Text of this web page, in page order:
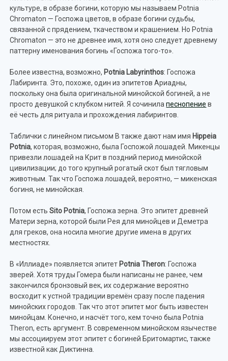
культуре, в образе богини, которую мы называем Potnia
Chromaton — Госпожа цветов, в образе богини судьбы,
связанной с прядением, ткачеством и крашением. Но Potnia
Chromaton — это не древнее имя, хотя оно следует древнему
паттерну именования богинь «Госпожа того-то».
Более известна, возможно, Potnia Labyrinthos: Госпожа
Лабиринта. Это, похоже, один из эпитетов Ариадны,
поскольку она была оригинальной минойской богиней, а не
просто девушкой с клубком нитей. Я сочинилапеснопение в
её честь для ритуала и прохождения лабиринтов.
Таблички с линейном письмом B также дают нам имя Hippeia
Potnia, которая, возможно, была Госпожой лошадей. Микенцы
привезли лошадей на Крит в поздний период минойской
цивилизации; до того крупный рогатый скот был тягловым
животным. Так что Госпожа лошадей, вероятно, — микенская
богиня, не минойская.
Потом естьSito Potnia, Госпожа зерна. Это эпитет древней
Матери зерна, которой были Рея для минойцев и Деметра
для греков, она носила многие другие имена в других
местностях.
В «Иллиаде» появляется эпитет Potnia Theron: Госпожа
зверей. Хотя труды Гомера были написаны не ранее, чем
закончился бронзовый век, их содержание вероятно
восходит к устной традиции времён сразу после падения
минойских городов. Так что этот эпитет мог быть известен
минойцам. Конечно, и насчёт того, кем точно была Potnia
Theron, есть аргумент. В современном минойском язычестве
мы ассоциируем этот эпитет с богиней Бритомартис, также
известной как Диктинна.